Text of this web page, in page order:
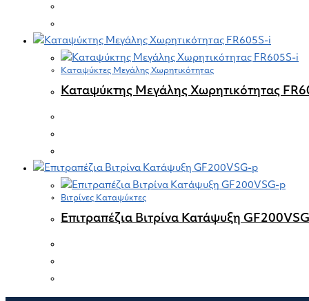
Καταψύκτες Μεγάλης Χωρητικότητας
Καταψύκτης Μεγάλης Χωρητικότητας
Βιτρίνες Καταψύκτες
Επιτραπέζια Βιτρίνα Κατάψυξη